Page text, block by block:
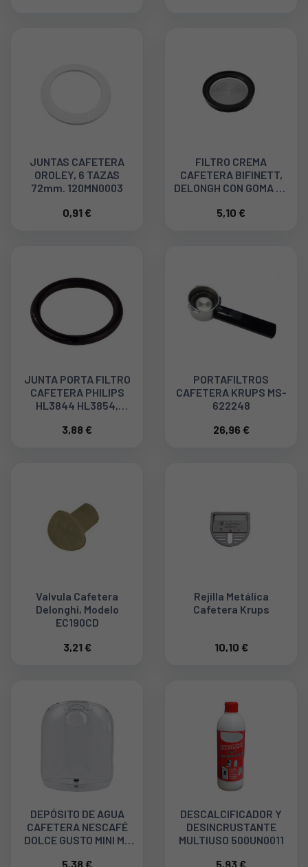
JUNTAS CAFETERA
OROLEY, 6 TAZAS
72mm. 120MN0003
0,91 €
FILTRO CREMA
CAFETERA BIFINETT,
DELONGH CON GOMA DE
5,10 €
JUNTA PORTA FILTRO
CAFETERA PHILIPS
HL3844 HL3854,
3,88 €
PORTAFILTROS
CAFETERA KRUPS MS-
622248
26,96 €
Valvula Cafetera
Delonghi, Modelo
EC190CD
3,21 €
Rejilla Metálica
Cafetera Krups
10,10 €
DEPÓSITO DE AGUA
CAFETERA NESCAFÉ
DOLCE GUSTO MINI ME
5,38 €
DESCALCIFICADOR Y
DESINCRUSTANTE
MULTIUSO 500UN0011
5,93 €